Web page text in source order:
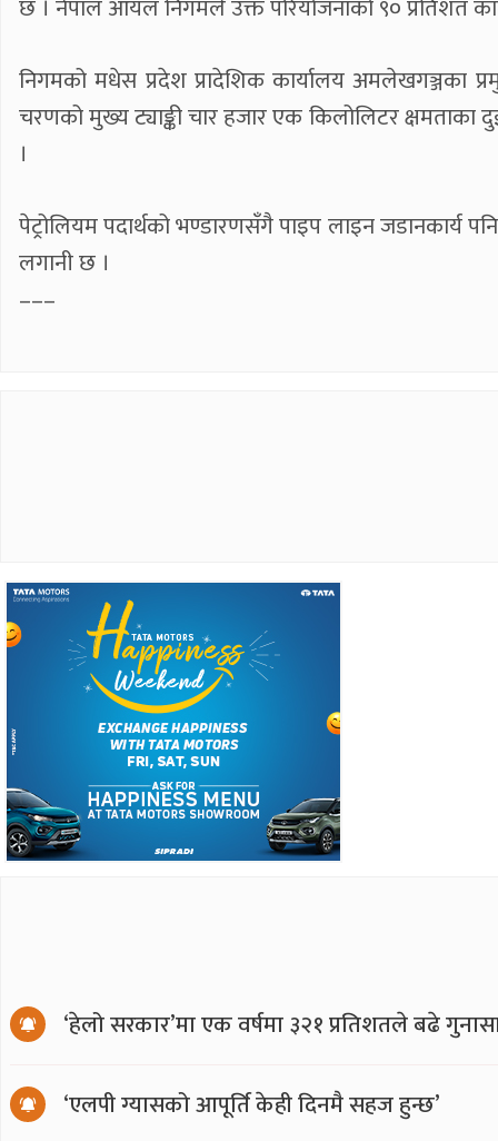
छ । नेपाल आयल निगमले उक्त परियोजनाको ९० प्रतिशत
निगमको मधेस प्रदेश प्रादेशिक कार्यालय अमलेखगञ्जका
चरणको मुख्य ट्याङ्की चार हजार एक किलोलिटर क्षमताका
।
पेट्रोलियम पदार्थको भण्डारणसँगै पाइप लाइन
लगानी छ ।
–––
‘हेलो सरकार’मा एक वर्षमा ३२१ प्रतिशतले बढे
‘एलपी ग्यासको आपूर्ति केही दिनमै सहज हुन्छ’